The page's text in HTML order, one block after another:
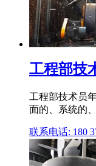
工程部技
工程部技术员
面的、系统的
联系电话: 180